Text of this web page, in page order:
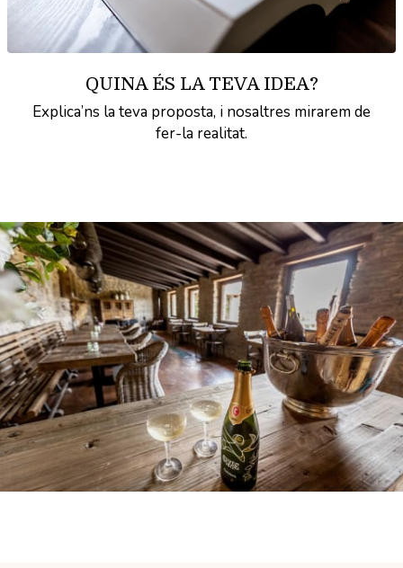
QUINA ÉS LA TEVA IDEA?
Explica’ns la teva proposta, i nosaltres mirarem de
fer-la realitat.